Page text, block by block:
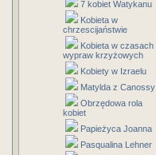
7 kobiet Watykanu
Kobieta w
chrzescijaństwie
Kobieta w czasach
wypraw krzyżowych
Kobiety w Izraelu
Matylda z Canossy
Obrzędowa rola
kobiet
Papieżyca Joanna
Pasqualina Lehner